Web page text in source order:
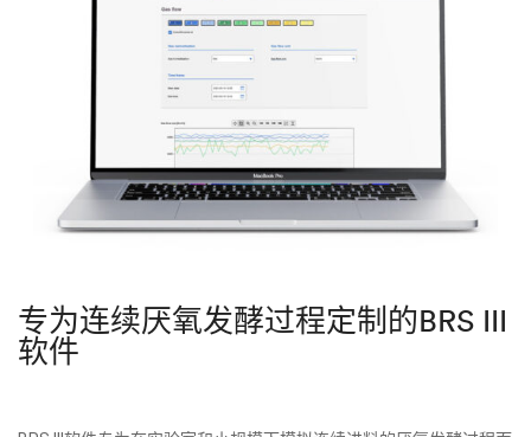
专为连续厌氧发酵过程定制的BRS III
软件